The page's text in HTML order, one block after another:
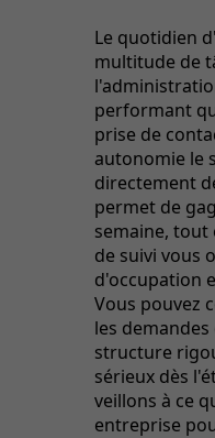
Le quotidien
multitude de
performant
prise de
autonomie le
directement
permet de
semaine, tout
de suivi vous
d'occupation
Vous pouvez
les
structure
sérieux dès
veillons à ce
entreprise